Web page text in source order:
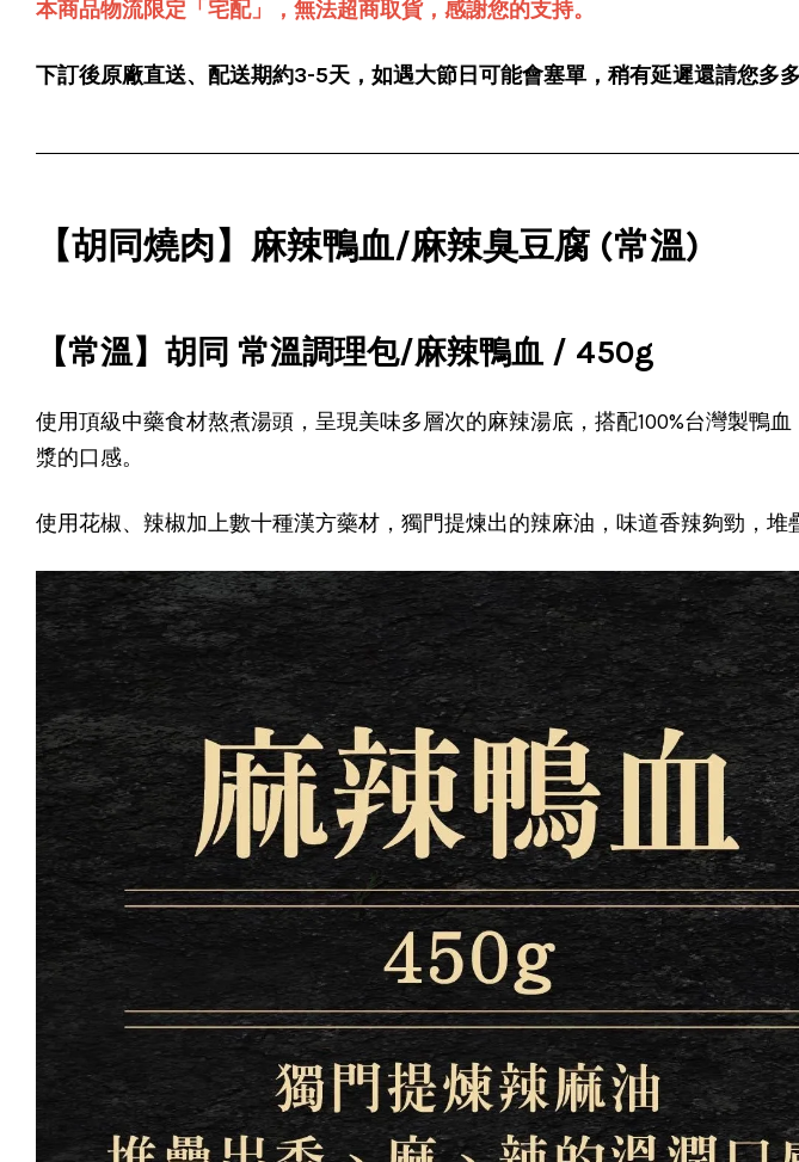
本商品物流限定「宅配」，無法超商取貨，感謝您的支持。
下訂後原廠直送、配送期約3-5天，如遇大節日可能會塞單，稍有延遲還請您多多
【胡同燒肉】麻辣鴨血/麻辣臭豆腐 (常溫)
【常溫】胡同 常溫調理包/麻辣鴨血 / 450g
使用頂級中藥食材熬煮湯頭，呈現美味多層次的麻辣湯底，搭配100%台灣製鴨
漿的口感。
使用花椒、辣椒加上數十種漢方藥材，獨門提煉出的辣麻油，味道香辣夠勁，